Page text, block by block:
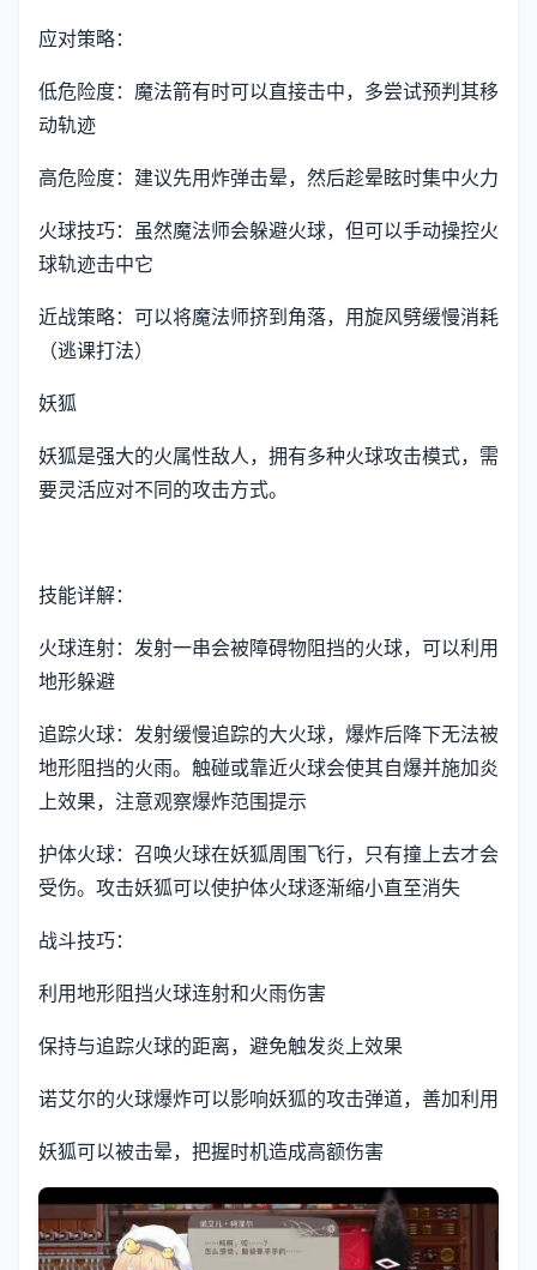
应对策略：
低危险度：魔法箭有时可以直接击中，多尝试预判其移
动轨迹
高危险度：建议先用炸弹击晕，然后趁晕眩时集中火力
火球技巧：虽然魔法师会躲避火球，但可以手动操控火
球轨迹击中它
近战策略：可以将魔法师挤到角落，用旋风劈缓慢消耗
（逃课打法）
妖狐
妖狐是强大的火属性敌人，拥有多种火球攻击模式，需
要灵活应对不同的攻击方式。
技能详解：
火球连射：发射一串会被障碍物阻挡的火球，可以利用
地形躲避
追踪火球：发射缓慢追踪的大火球，爆炸后降下无法被
地形阻挡的火雨。触碰或靠近火球会使其自爆并施加炎
上效果，注意观察爆炸范围提示
护体火球：召唤火球在妖狐周围飞行，只有撞上去才会
受伤。攻击妖狐可以使护体火球逐渐缩小直至消失
战斗技巧：
利用地形阻挡火球连射和火雨伤害
保持与追踪火球的距离，避免触发炎上效果
诺艾尔的火球爆炸可以影响妖狐的攻击弹道，善加利用
妖狐可以被击晕，把握时机造成高额伤害